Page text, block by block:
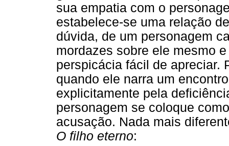
sua empatia com o
estabelece-se uma relação
dúvida, de um personagem
mordazes sobre ele mesmo
perspicácia fácil de apreciar.
quando ele narra um
explicitamente pela
personagem se coloque
acusação. Nada mais
O filho eterno: